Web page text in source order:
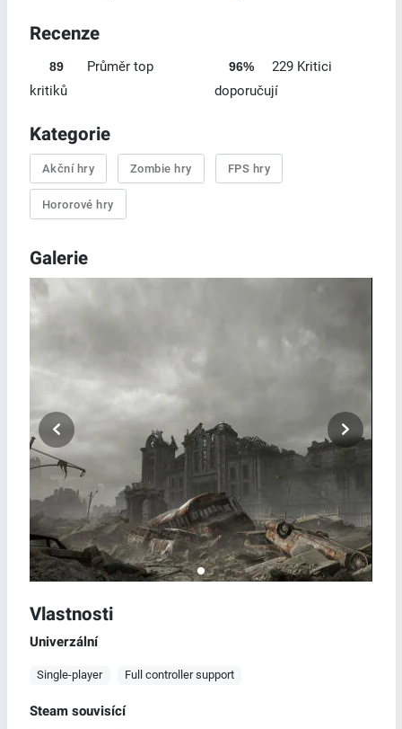
Recenze
89
Průměr top
kritiků
96%
229 Kritici
doporučují
Kategorie
Akční hry Zombie hry FPS hry
Hororové hry
Galerie
Vlastnosti
Univerzální
Single-player Full controller support
Steam souvisící